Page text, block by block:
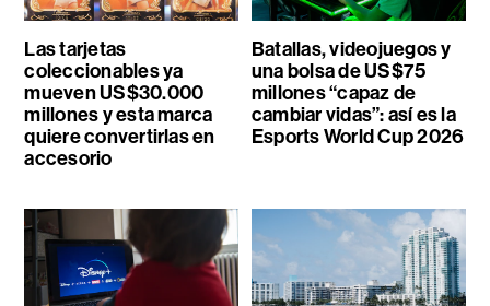
Las tarjetas
coleccionables ya
mueven US$30.000
millones y esta marca
quiere convertirlas en
accesorio
Batallas, videojuegos y
una bolsa de US$75
millones “capaz de
cambiar vidas”: así es la
Esports World Cup 2026